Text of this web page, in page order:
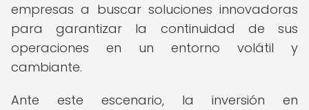
empresas a buscar soluciones innovadoras
para garantizar la continuidad de sus
operaciones en un entorno volátil y
cambiante.
Ante este escenario, la inversión en